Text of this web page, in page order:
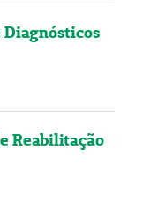
Reabilitação